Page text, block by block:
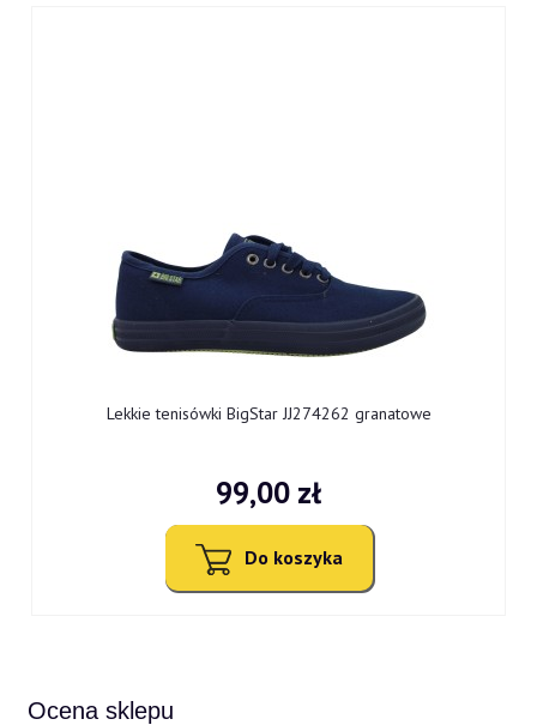
Lekkie tenisówki BigStar JJ274262 granatowe
99,00 zł
Do koszyka
Ocena sklepu